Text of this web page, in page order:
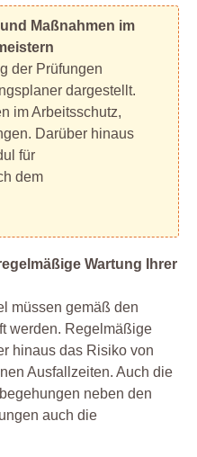
Maßnahmen im
der Prüfungen
dargestellt.
im Arbeitsschutz,
Darüber hinaus
für
dem
Wartung Ihrer
müssen gemäß den
werden. Regelmäßige
hinaus das Risiko von
Ausfallzeiten. Auch die
neben den
auch die